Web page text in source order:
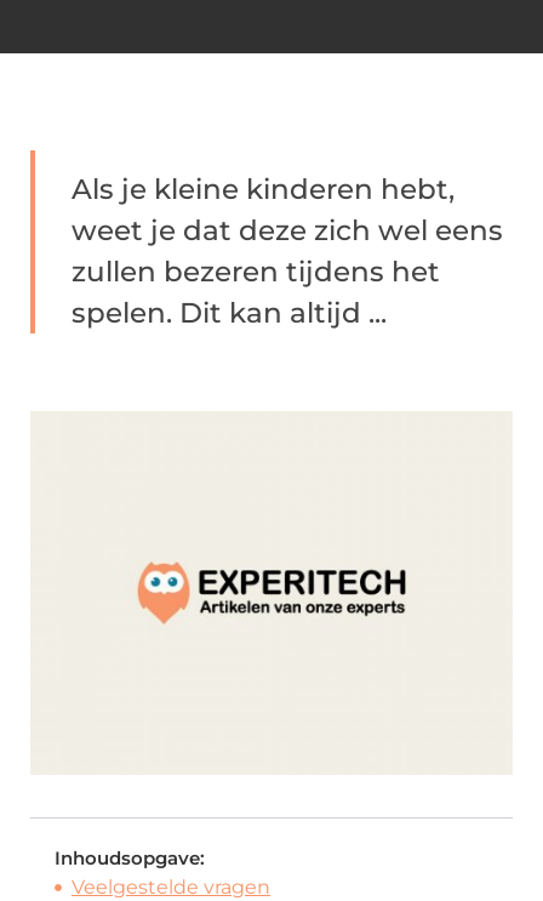
Als je kleine kinderen hebt,
weet je dat deze zich wel eens
zullen bezeren tijdens het
spelen. Dit kan altijd ...
Inhoudsopgave:
Veelgestelde vragen